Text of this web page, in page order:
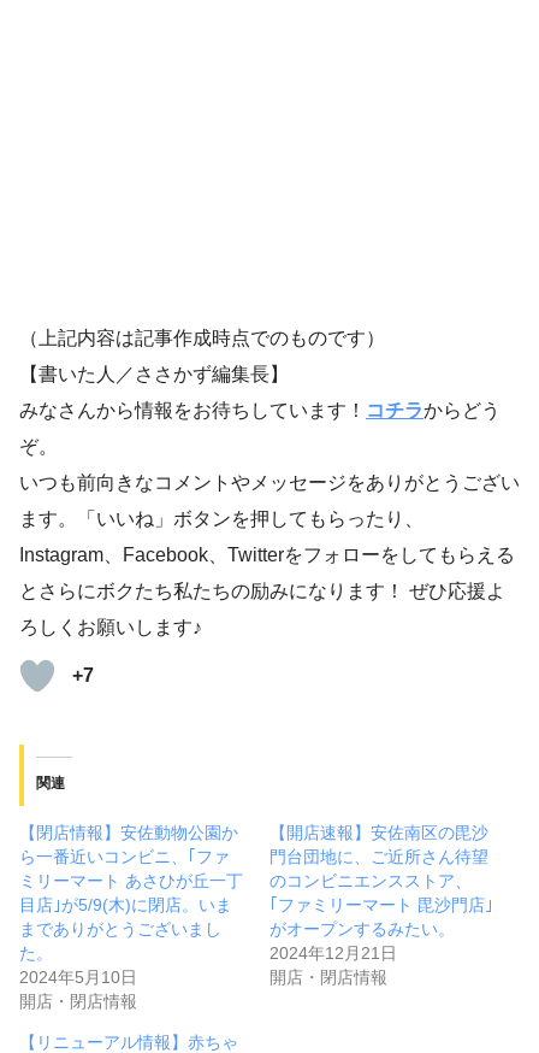
（上記内容は記事作成時点でのものです）
【書いた人／ささかず編集長】
みなさんから情報をお待ちしています！ コチラからどう
ぞ。
いつも前向きなコメントやメッセージをありがとうござい
ます。「いいね」ボタンを押してもらったり、
Instagram、Facebook、Twitterをフォローをしてもらえる
とさらにボクたち私たちの励みになります！ ぜひ応援よ
ろしくお願いします♪
+7
関連
【閉店情報】安佐動物公園か
ら一番近いコンビニ、｢ファ
ミリーマート あさひが丘一丁
目店｣が5/9(木)に閉店。いま
までありがとうございまし
た。
2024年5月10日
開店・閉店情報
【開店速報】安佐南区の毘沙
門台団地に、ご近所さん待望
のコンビニエンスストア、
｢ファミリーマート 毘沙門店｣
がオープンするみたい。
2024年12月21日
開店・閉店情報
【リニューアル情報】赤ちゃ